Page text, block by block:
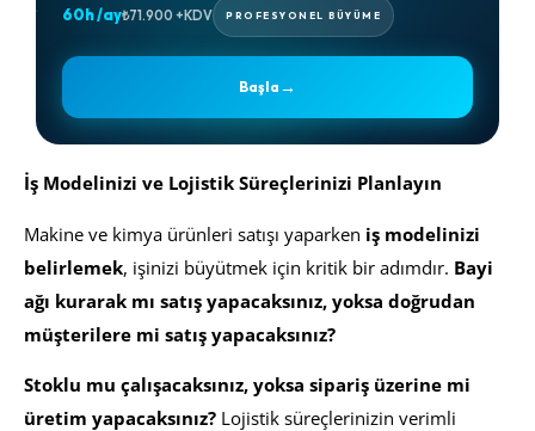
60h /ay₺71.900 +KDV PROFESYONEL BÜYÜME
Başla →
İş Modelinizi ve Lojistik Süreçlerinizi Planlayın
Makine ve kimya ürünleri satışı yaparken iş modelinizi
belirlemek, işinizi büyütmek için kritik bir adımdır. Bayi
ağı kurarak mı satış yapacaksınız, yoksa doğrudan
müşterilere mi satış yapacaksınız?
Stoklu mu çalışacaksınız, yoksa sipariş üzerine mi
üretim yapacaksınız? Lojistik süreçlerinizin verimli